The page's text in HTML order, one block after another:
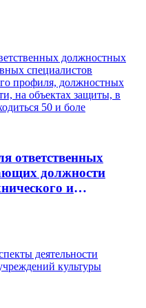
ответственных
должности
и
на объектах